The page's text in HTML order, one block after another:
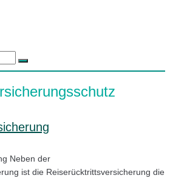
Neben der
ist die Reiserücktrittsversicherung die